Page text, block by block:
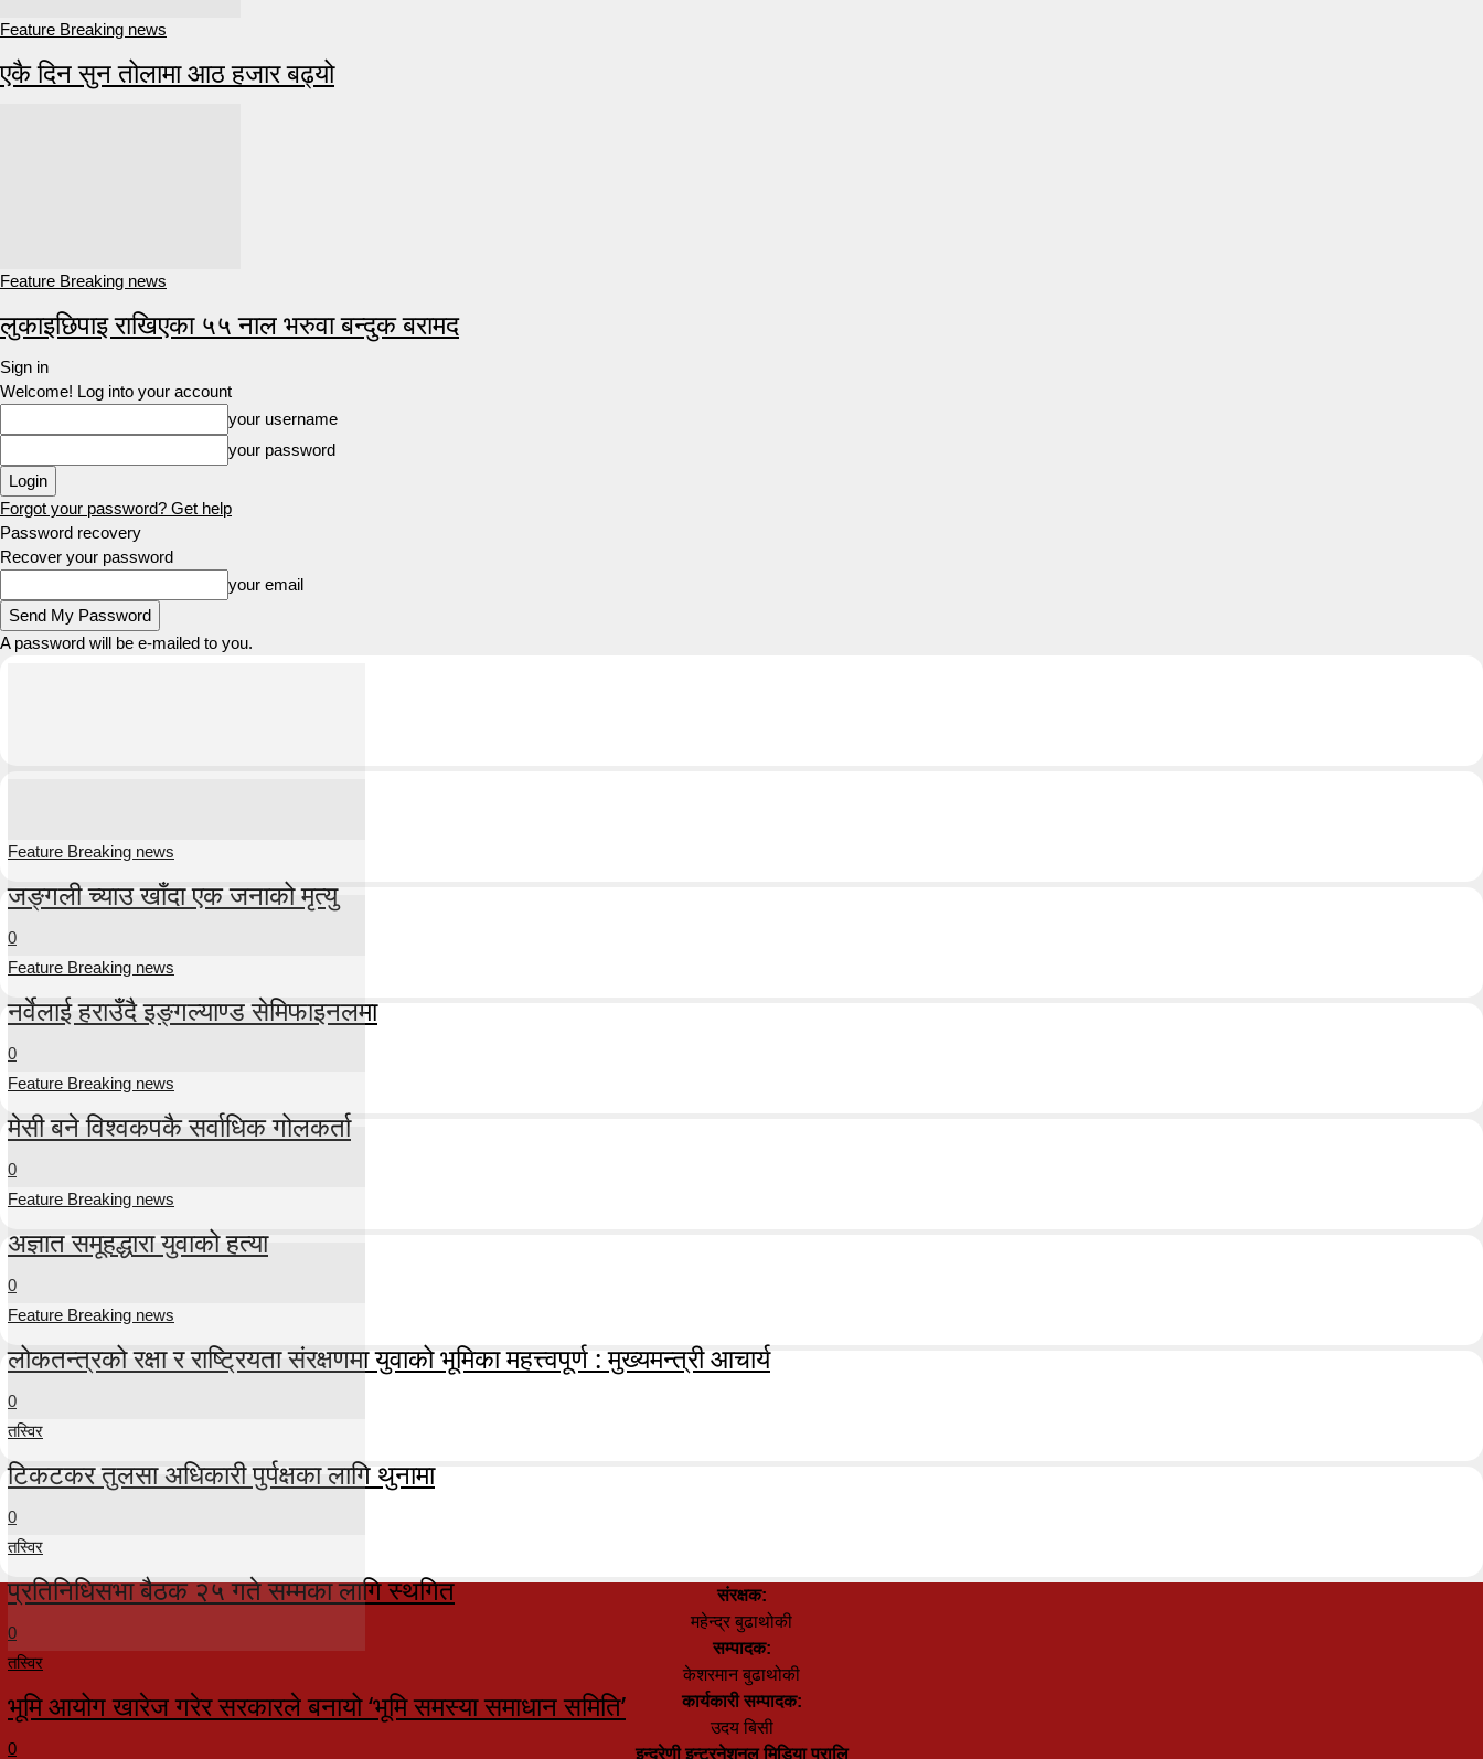
Feature Breaking news
एकै दिन सुन तोलामा आठ हजार बढ्यो
Feature Breaking news
लुकाइछिपाइ राखिएका ५५ नाल भरुवा बन्दुक बरामद
Sign in
Welcome! Log into your account
your username
your password
Forgot your password? Get help
Password recovery
Recover your password
your email
A password will be e-mailed to you.
Feature Breaking news
जङ्गली च्याउ खाँदा एक जनाको मृत्यु
0
Feature Breaking news
नर्वेलाई हराउँदै इङ्गल्याण्ड सेमिफाइनलमा
0
Feature Breaking news
मेसी बने विश्वकपकै सर्वाधिक गोलकर्ता
0
Feature Breaking news
अज्ञात समूहद्धारा युवाको हत्या
0
Feature Breaking news
लोकतन्त्रको रक्षा र राष्ट्रियता संरक्षणमा युवाको भूमिका महत्त्वपूर्ण : मुख्यमन्त्री आचार्य
0
तस्विर
टिकटकर तुलसा अधिकारी पुर्पक्षका लागि थुनामा
0
तस्विर
प्रतिनिधिसभा बैठक २५ गते सम्मका लागि स्थगित
0
तस्विर
भूमि आयोग खारेज गरेर सरकारले बनायो ‘भूमि समस्या समाधान समिति’
0
संरक्षक:
महेन्द्र बुढाथोकी
सम्पादक:
केशरमान बुढाथोकी
कार्यकारी सम्पादक:
उदय बिसी
इन्द्रेणी इन्टरनेशनल मिडिया प्रालि